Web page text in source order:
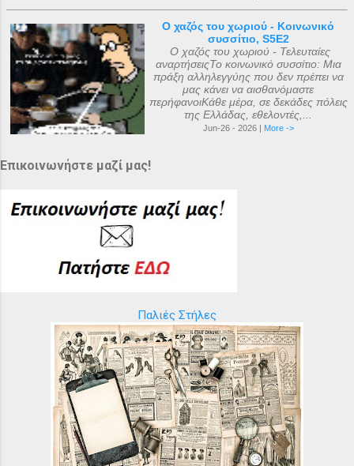
Ο χαζός του χωριού - Κοινωνικό
συσσίτιο, S5E2
Ο χαζός του χωριού - Τελευταίες
αναρτήσειςΤο κοινωνικό συσσίτιο: Μια
πράξη αλληλεγγύης που δεν πρέπει να
μας κάνει να αισθανόμαστε
περήφανοιΚάθε μέρα, σε δεκάδες πόλεις
της Ελλάδας, εθελοντές,...
Jun-26 - 2026 | More ->
Επικοινωνήστε μαζί μας!
Παλιές Στήλες